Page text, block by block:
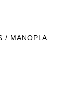
/ MANOPLA